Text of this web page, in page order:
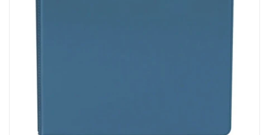
Pocket
Collectors
Portfolio
Navy
Blue